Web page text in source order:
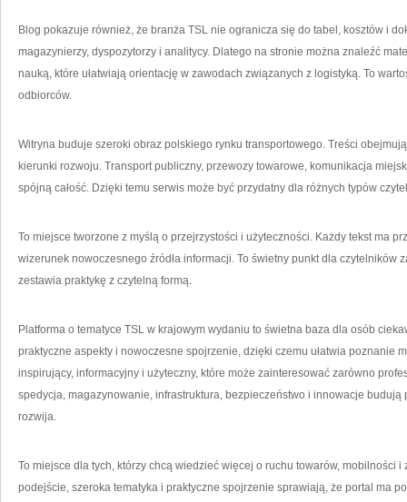
Blog pokazuje również, że branża TSL nie ogranicza się do tabel, kosztów i
magazynierzy, dyspozytorzy i analitycy. Dlatego na stronie można znaleźć
nauką, które ułatwiają orientację w zawodach związanych z logistyką. To
odbiorców.
Witryna buduje szeroki obraz polskiego rynku transportowego. Treści
kierunki rozwoju. Transport publiczny, przewozy towarowe, komunikacja
spójną całość. Dzięki temu serwis może być przydatny dla różnych typów
To miejsce tworzone z myślą o przejrzystości i użyteczności. Każdy tekst ma
wizerunek nowoczesnego źródła informacji. To świetny punkt dla czytelników
zestawia praktykę z czytelną formą.
Platforma o tematyce TSL w krajowym wydaniu to świetna baza dla osób
praktyczne aspekty i nowoczesne spojrzenie, dzięki czemu ułatwia poznanie
inspirujący, informacyjny i użyteczny, które może zainteresować zarówno
spedycja, magazynowanie, infrastruktura, bezpieczeństwo i innowacje budują
rozwija.
To miejsce dla tych, którzy chcą wiedzieć więcej o ruchu towarów, mobilności
podejście, szeroka tematyka i praktyczne spojrzenie sprawiają, że portal ma